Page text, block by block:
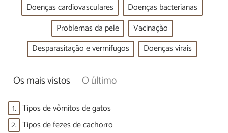
Doenças cardiovasculares
Doenças bacterianas
Problemas da pele
Vacinação
Desparasitação e vermífugos
Doenças virais
Os mais vistos O último
1. Tipos de vômitos de gatos
2. Tipos de fezes de cachorro